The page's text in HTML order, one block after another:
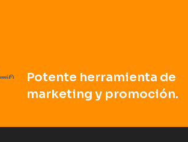
Potente herramienta de
marketing y promoción.